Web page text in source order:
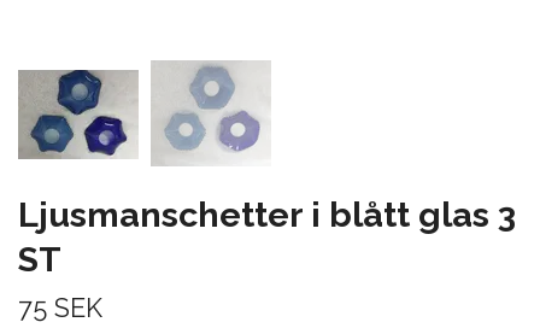
Ljusmanschetter i blått glas 3
ST
75 SEK